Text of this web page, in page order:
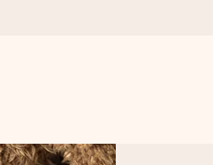
nejvíc záleží.